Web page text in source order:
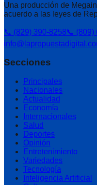
Una producción de
acuerdo a las leyes de
📞 (829) 390-8258📞 (809)
Secciones
Principales
Nacionales
Actualidad
Economía
Internacionales
Salud
Deportes
Opinión
Entretenimiento
Variedades
Tecnología
Inteligencia Artificial